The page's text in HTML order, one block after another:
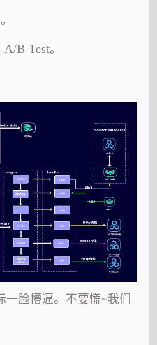
B Test。
脸懵逼。不要慌~我们